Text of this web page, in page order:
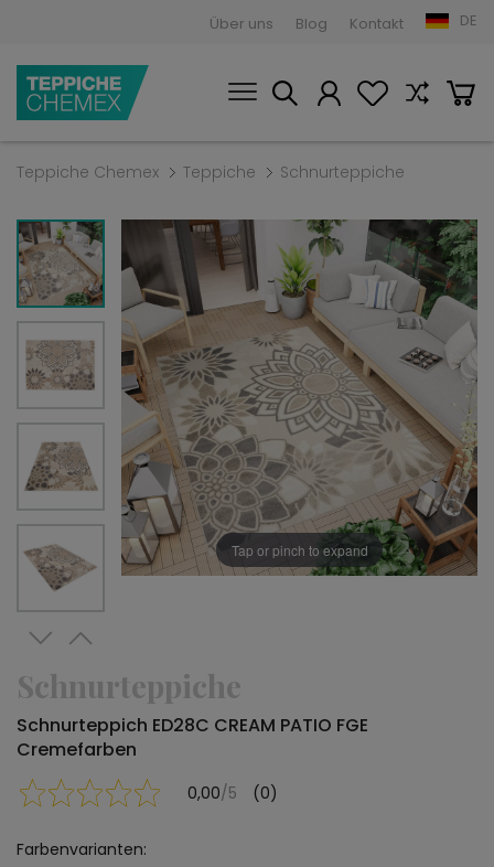
Über uns Blog Kontakt DE
Teppiche Chemex Teppiche Schnurteppiche
Tap or pinch to expand
Schnurteppiche
Schnurteppich ED28C CREAM PATIO FGE
Cremefarben
0,00/5 (0)
Farbenvarianten: